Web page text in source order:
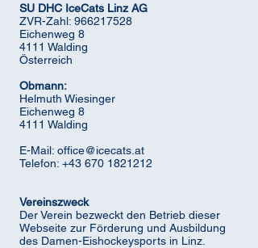
SU DHC IceCats Linz AG
ZVR-Zahl: 966217528
Eichenweg 8
4111 Walding
Österreich
Obmann:
Helmuth Wiesinger
Eichenweg 8
4111 Walding
E-Mail: office@icecats.at
Telefon: +43 670 1821212
Vereinszweck
Der Verein bezweckt den Betrieb dieser
Webseite zur Förderung und Ausbildung
des Damen-Eishockeysports in Linz.